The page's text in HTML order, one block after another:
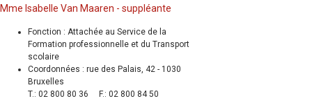
Mme Isabelle Van Maaren - suppléante
Fonction : Attachée au Service de la
Formation professionnelle et du Transport
scolaire
Coordonnées : rue des Palais, 42 - 1030
Bruxelles
T.: 02 800 80 36 F.: 02 800 84 50